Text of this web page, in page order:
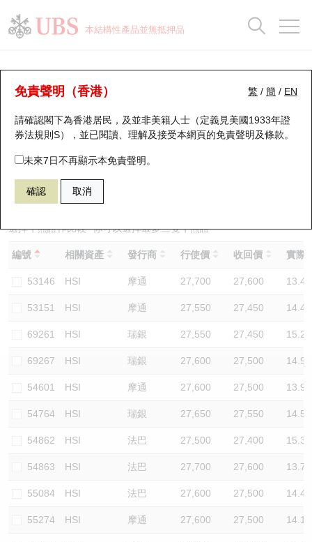
本結構性產品並無抵押品
繁 / 簡 / EN
免責聲明（香港）
請確認閣下為香港居民，及並非美籍人士（定義見美國1933年證
券法規則S），並已閱讀、理解及接受本網頁的免責聲明及條款。
未來7日不再顯示本免責聲明。
確認 取消
牛熊證分析儀
表現 街貨統計 比較
62101 瑞銀熊證 HSI 恒生指數
選擇牛熊證作比較 *你可以選擇最多三隻牛熊證
編號 相關資產 發行商 行使價 收回價 實際
53146 HSI 摩通 27,700 27,600 13.4
53151 HSI 摩通 27,550 27,450 14.4
69261 HSI 瑞銀 27,550 27,450 15.2
69267 HSI 瑞銀 27,600 27,500 14.9
54601 HSI 摩通 27,600 27,500 13.9
54764 HSI 瑞銀 27,650 27,550 14.5
54862 HSI 法巴 27,500 27,400 15.3
54863 HSI 法巴 27,700 27,600 13.7
55084 HSI 法巴 27,600 27,500 14.4
55274 HSI 摩通 27,600 27,500 14.1
瑞銀認股證一覽
新發行瑞銀認股證
即將到期認股證
認股證到期結算價查詢
認股證分析儀
認股證速算機
認股證/牛熊證日誌
認股證文件及公告
街貨統計
比較
牛熊全景快搜
牛熊證搜尋
牛熊證街貨分佈圖
正股牛熊證列表
新發行瑞銀牛熊證
已收回牛熊證剩餘價值
牛熊證到期結算價查詢
牛熊證分析儀
牛熊證文件及公告
牛熊證文件及公告 (瑞信)
街貨統計
比較
十大升幅/跌幅
十大認股證成交分佈
十天股證佔大市成交
資金流
街貨統計
三十大平均引伸波幅
正股分析儀
二十大活躍股份
恒指成份股
國指成份股
科指成份股
相關資產沽空
中資ETFs溢價比較
AH 股價對照
ADR
收市競價變化
持股比重
顯示所有持股比重
每月輪證大市專題
輪證專欄
講座及教育短片
認股證投資者教育
牛熊證投資者教育
認股證牛熊證常問問題